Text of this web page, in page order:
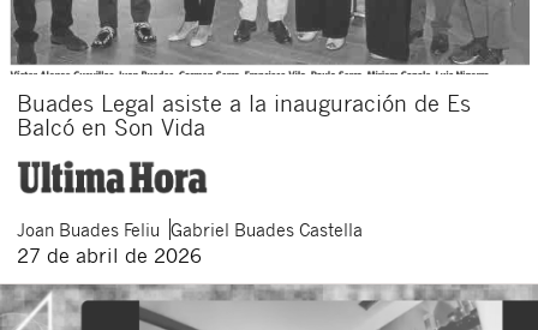
Buades Legal asiste a la inauguración de Es
Balcó en Son Vida
Joan Buades Feliu Gabriel Buades Castella
27 de abril de 2026